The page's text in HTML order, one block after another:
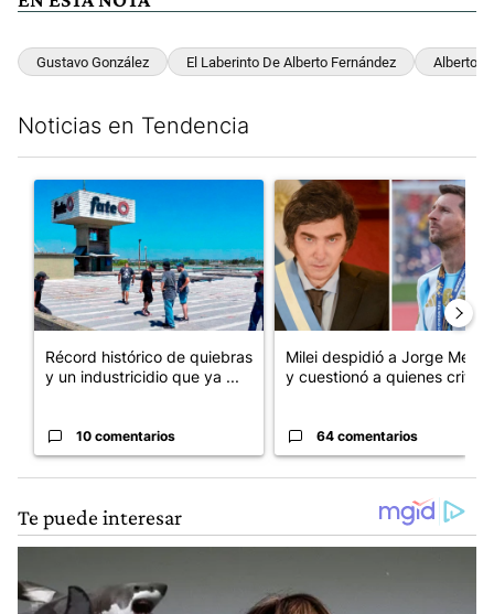
Gustavo González El Laberinto De Alberto Fernández Alberto
Noticias en Tendencia
Un artículo de tendencia con el título "Récord histórico de
Récord histórico de quiebras
y un industricidio que ya ...
10 comentarios
Un artículo de tendencia con
Milei despidió a Jorge Messi
y cuestionó a quienes crit...
64 comentarios